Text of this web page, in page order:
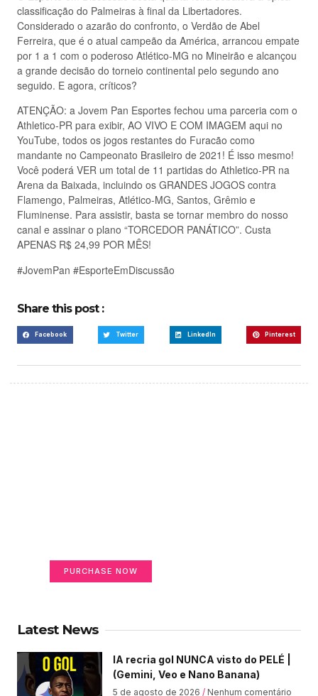
classificação do Palmeiras à final da Libertadores.
Considerado o azarão do confronto, o Verdão de Abel
Ferreira, que é o atual campeão da América, arrancou empate
por 1 a 1 com o poderoso Atlético-MG no Mineirão e alcançou
a grande decisão do torneio continental pelo segundo ano
seguido. E agora, críticos?
ATENÇÃO: a Jovem Pan Esportes fechou uma parceria com o
Athletico-PR para exibir, AO VIVO E COM IMAGEM aqui no
YouTube, todos os jogos restantes do Furacão como
mandante no Campeonato Brasileiro de 2021! É isso mesmo!
Você poderá VER um total de 11 partidas do Athletico-PR na
Arena da Baixada, incluindo os GRANDES JOGOS contra
Flamengo, Palmeiras, Atlético-MG, Santos, Grêmio e
Fluminense. Para assistir, basta se tornar membro do nosso
canal e assinar o plano “TORCEDOR PANÁTICO”. Custa
APENAS R$ 24,99 POR MÊS!
#JovemPan #EsporteEmDiscussão
Share this post :
Facebook Twitter LinkedIn Pinterest
PURCHASE NOW
Latest News
IA recria gol NUNCA visto do PELÉ |
(Gemini, Veo e Nano Banana)
5 de agosto de 2026 Nenhum comentário